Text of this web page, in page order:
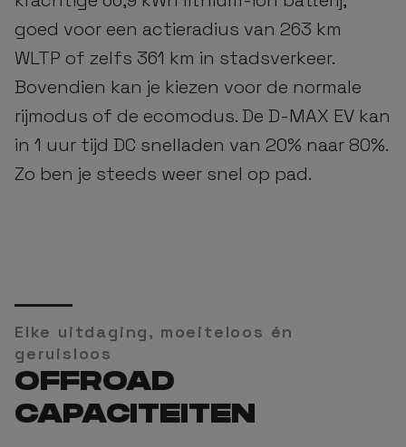
goed voor een actieradius van 263 km
WLTP of zelfs 361 km in stadsverkeer.
Bovendien kan je kiezen voor de normale
rijmodus of de ecomodus. De D-MAX EV kan
in 1 uur tijd DC snelladen van 20% naar 80%.
Zo ben je steeds weer snel op pad.
Elke uitdaging, moeiteloos én
geruisloos
OFFROAD
CAPACITEITEN